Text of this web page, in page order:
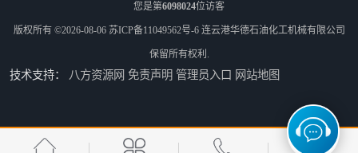
您是第6098024位访客
版权所有 ©2026-08-06 苏ICP备11049562号-6 连云港华德石油化工机械有限公司
保留所有权利.
技术支持： 八方资源网 免责声明 管理员入口 网站地图